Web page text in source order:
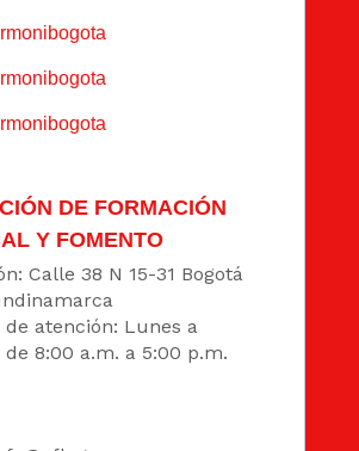
DE FORMACIÓN
Y FOMENTO
Calle 38 N 15-31 Bogotá
de atención: Lunes a
de 8:00 a.m. a 5:00 p.m.